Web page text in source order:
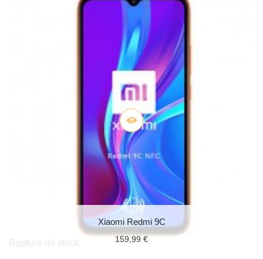
Rupture de stock
Xiaomi Redmi 9C
159,99 €